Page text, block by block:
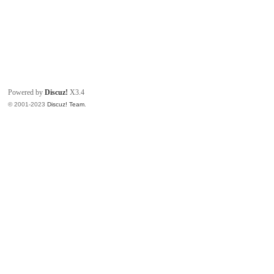
Powered byDiscuz! X3.4
© 2001-2023Discuz! Team